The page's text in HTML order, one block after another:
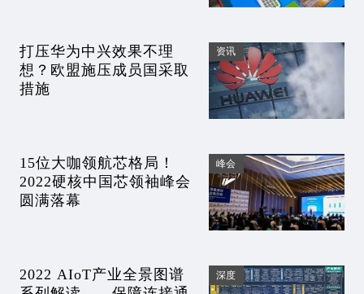
打压华为中兴效果不理
想？欧盟施压成员国采取
措施
资讯
15位大咖领航芯格局！
2022硬核中国芯领袖峰会
圆满落幕
峰会
2022 AIoT产业全景图谱
深度